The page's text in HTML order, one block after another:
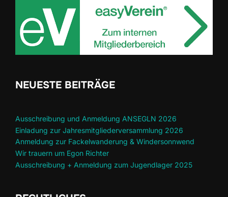
NEUESTE BEITRÄGE
Ausschreibung und Anmeldung ANSEGLN 2026
Einladung zur Jahresmitgliederversammlung 2026
Anmeldung zur Fackelwanderung & Windersonnwend
Wir trauern um Egon Richter
Ausschreibung + Anmeldung zum Jugendlager 2025